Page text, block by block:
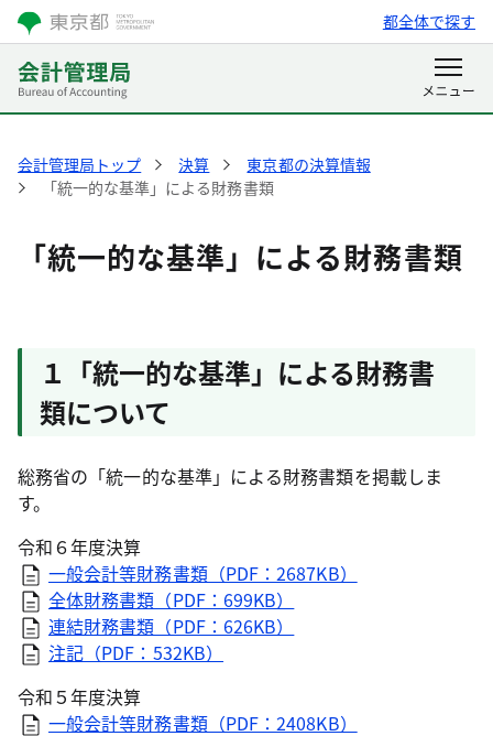
都全体で探す
会計管理局トップ 決算
東京都の決算情報
「統一的な基準」による財務書類
「統一的な基準」による財務書類
１「統一的な基準」による財務書
類について
総務省の「統一的な基準」による財務書類を掲載しま
す。
令和６年度決算
一般会計等財務書類（PDF：2687KB）
全体財務書類（PDF：699KB）
連結財務書類（PDF：626KB）
注記（PDF：532KB）
令和５年度決算
一般会計等財務書類（PDF：2408KB）